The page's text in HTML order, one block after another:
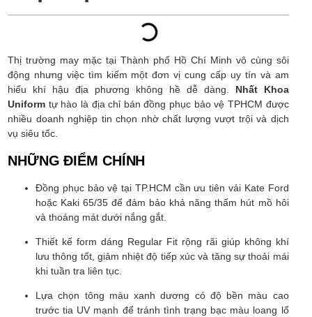
Thị trường may mặc tại Thành phố Hồ Chí Minh vô cùng sôi
động nhưng việc tìm kiếm một đơn vị cung cấp uy tín và am
hiểu khí hậu địa phương không hề dễ dàng. Nhất Khoa
Uniform tự hào là địa chỉ bán đồng phục bảo vệ TPHCM được
nhiều doanh nghiệp tin chọn nhờ chất lượng vượt trội và dịch
vụ siêu tốc.
NHỮNG ĐIỂM CHÍNH
Đồng phục bảo vệ tại TP.HCM cần ưu tiên vải Kate Ford
hoặc Kaki 65/35 để đảm bảo khả năng thấm hút mồ hôi
và thoáng mát dưới nắng gắt.
Thiết kế form dáng Regular Fit rộng rãi giúp không khí
lưu thông tốt, giảm nhiệt độ tiếp xúc và tăng sự thoải mái
khi tuần tra liên tục.
Lựa chọn tông màu xanh dương có độ bền màu cao
trước tia UV mạnh để tránh tình trạng bạc màu loang lổ